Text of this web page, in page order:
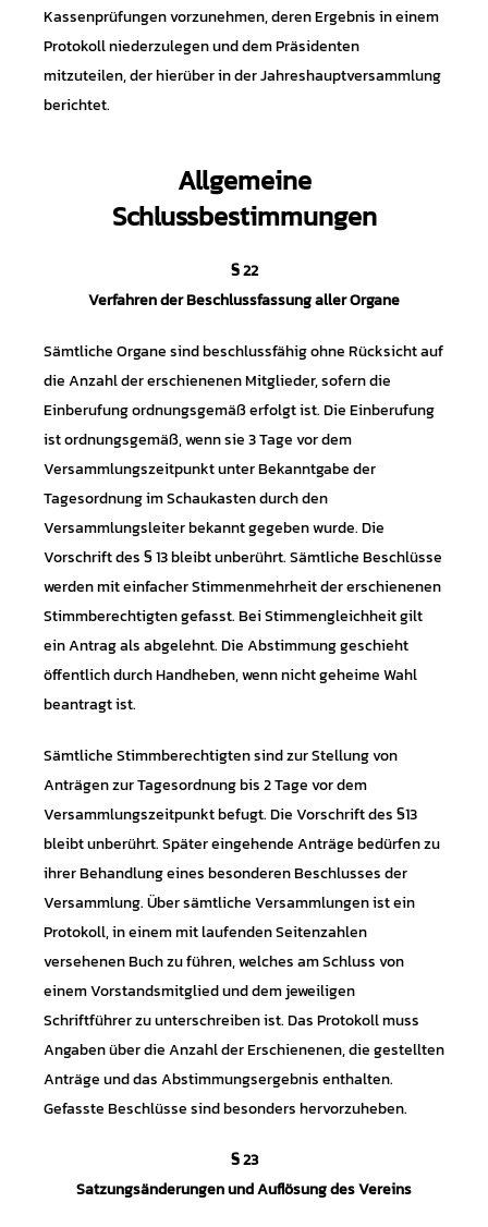
Kassenprüfungen vorzunehmen, deren Ergebnis in einem
Protokoll niederzulegen und dem Präsidenten
mitzuteilen, der hierüber in der Jahreshauptversammlung
berichtet.
Allgemeine
Schlussbestimmungen
§ 22
Verfahren der Beschlussfassung aller Organe
Sämtliche Organe sind beschlussfähig ohne Rücksicht auf
die Anzahl der erschienenen Mitglieder, sofern die
Einberufung ordnungsgemäß erfolgt ist. Die Einberufung
ist ordnungsgemäß, wenn sie 3 Tage vor dem
Versammlungszeitpunkt unter Bekanntgabe der
Tagesordnung im Schaukasten durch den
Versammlungsleiter bekannt gegeben wurde. Die
Vorschrift des § 13 bleibt unberührt. Sämtliche Beschlüsse
werden mit einfacher Stimmenmehrheit der erschienenen
Stimmberechtigten gefasst. Bei Stimmengleichheit gilt
ein Antrag als abgelehnt. Die Abstimmung geschieht
öffentlich durch Handheben, wenn nicht geheime Wahl
beantragt ist.
Sämtliche Stimmberechtigten sind zur Stellung von
Anträgen zur Tagesordnung bis 2 Tage vor dem
Versammlungszeitpunkt befugt. Die Vorschrift des §13
bleibt unberührt. Später eingehende Anträge bedürfen zu
ihrer Behandlung eines besonderen Beschlusses der
Versammlung. Über sämtliche Versammlungen ist ein
Protokoll, in einem mit laufenden Seitenzahlen
versehenen Buch zu führen, welches am Schluss von
einem Vorstandsmitglied und dem jeweiligen
Schriftführer zu unterschreiben ist. Das Protokoll muss
Angaben über die Anzahl der Erschienenen, die gestellten
Anträge und das Abstimmungsergebnis enthalten.
Gefasste Beschlüsse sind besonders hervorzuheben.
§ 23
Satzungsänderungen und Auflösung des Vereins